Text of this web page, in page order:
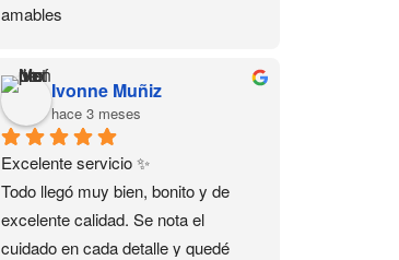
amables
Ivonne Muñiz
hace 3 meses
Excelente servicio ✨
Todo llegó muy bien, bonito y de
excelente calidad. Se nota el
cuidado en cada detalle y quedé